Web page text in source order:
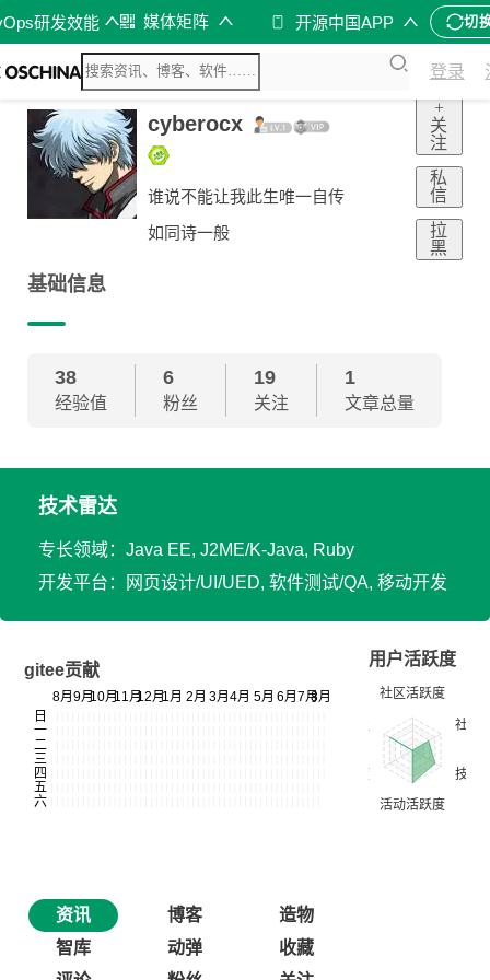
研发效能 媒体矩阵 开源中国APP 切
登录
cyberocx
谁说不能让我此生唯一自传
如同诗一般
+
关
注
私
信
拉
黑
基础信息
38
经验值
6
粉丝
19
关注
1
文章总量
技术雷达
专长领域：Java EE, J2ME/K-Java, Ruby
开发平台：网页设计/UI/UED, 软件测试/QA, 移动开发
gitee贡献
用户活跃度
资讯 博客
造物
智库
动弹
收藏